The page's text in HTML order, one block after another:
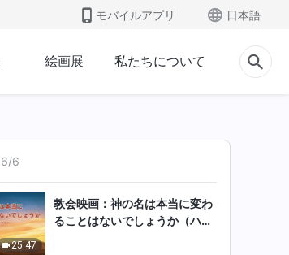
モバイルアプリ 日本語
絵画展 私たちについて
6/6
た神はなぜ全能神と呼ばれるの
6:08
1つの神なのか？（ハイライ
25:47
教会映画：神の名は本当に変わ
ることはないでしょうか（ハイ